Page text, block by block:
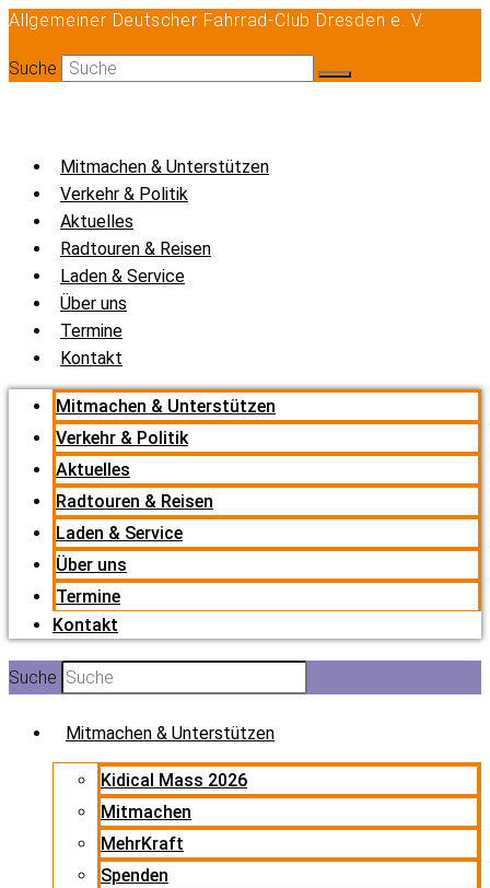
Zum
springen
Allgemeiner Deutscher Fahrrad-Club Dresden e. V.
Suche
Mitmachen & Unterstützen
Verkehr & Politik
Aktuelles
Radtouren & Reisen
Laden & Service
Über uns
Termine
Kontakt
Mitmachen & Unterstützen
Verkehr & Politik
Aktuelles
Radtouren & Reisen
Laden & Service
Über uns
Termine
Kontakt
Suche
Mitmachen & Unterstützen
Kidical Mass 2026
Mitmachen
MehrKraft
Spenden